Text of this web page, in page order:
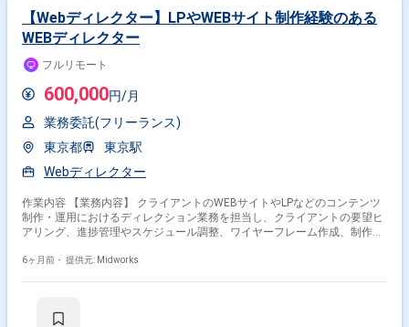
【Webディレクター】LPやWEBサイト制作経験のある
WEBディレクター
フルリモート
600,000円/月
業務委託(フリーランス)
東京都
東京駅
Webディレクター
作業内容 【業務内容】 クライアントのWEBサイトやLPなどのコンテンツ
制作・運用におけるディレクション業務を担当し、クライアントの要望ヒ
アリング、進捗管理やスケジュール調整、ワイヤーフレーム作成、制作物
WEBサイト・LP等のコンテンツ制作・運用におけるディレクション業務全
リモート
6ヶ月前・ 提供元: Midworks